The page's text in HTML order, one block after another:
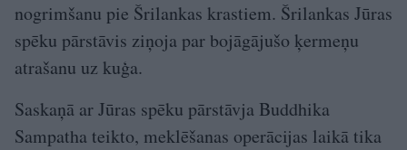
nogrimšanu pie Šrilankas krastiem. Šrilankas Jūras
spēku pārstāvis ziņoja par bojāgājušo ķermeņu
atrašanu uz kuģa.
Saskaņā ar Jūras spēku pārstāvja Buddhika
Sampatha teikto, meklēšanas operācijas laikā tika